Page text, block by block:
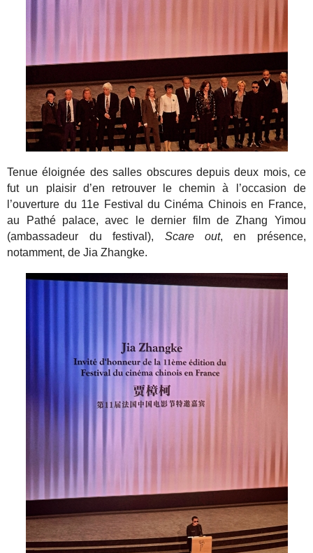
Tenue éloignée des salles obscures depuis deux mois, ce
fut un plaisir d’en retrouver le chemin à l’occasion de
l’ouverture du 11e Festival du Cinéma Chinois en France,
au Pathé palace, avec le dernier film de Zhang Yimou
(ambassadeur du festival), Scare out, en présence,
notamment, de Jia Zhangke.